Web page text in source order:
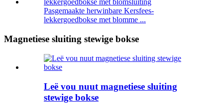
Pasgemaakte herwinbare Kersfees-
lekkergoedbokse met blomme ...
Magnetiese sluiting stewige bokse
Leë vou nuut magnetiese sluiting
stewige bokse